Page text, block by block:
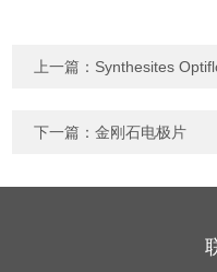
上一篇： Synthesites
下一篇：金刚石电极片